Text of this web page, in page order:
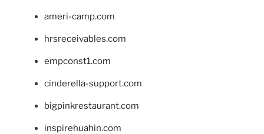
ameri-camp.com
hrsreceivables.com
empconst1.com
cinderella-support.com
bigpinkrestaurant.com
inspirehuahin.com